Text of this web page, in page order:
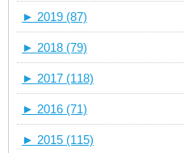
► 2019 (87)
► 2018 (79)
► 2017 (118)
► 2016 (71)
► 2015 (115)